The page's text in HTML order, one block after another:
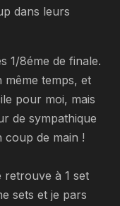
dans leurs
1/8éme de finale.
même temps, et
pour moi, mais
de sympathique
de main !
retrouve à 1 set
sets et je pars